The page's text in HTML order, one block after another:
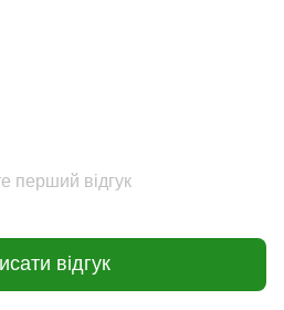
перший відгук
відгук